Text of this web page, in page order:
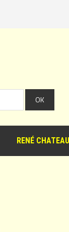
RENÉ CHATEAU